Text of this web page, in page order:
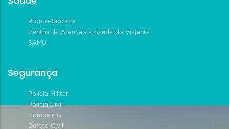
Pronto-Socorro
Centro de Atenção à Saúde do Viajante
SAMU
Segurança
Polícia Militar
Polícia Civil
Bombeiros
Defesa Civil